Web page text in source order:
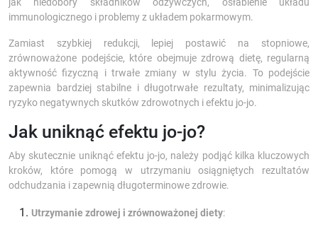
immunologicznego i problemy z układem pokarmowym.
Zamiast szybkiej redukcji, lepiej postawić na stopniowe,
zrównoważone podejście, które obejmuje zdrową dietę, regularną
aktywność fizyczną i trwałe zmiany w stylu życia. To podejście
zapewnia bardziej stabilne i długotrwałe rezultaty, minimalizując
ryzyko negatywnych skutków zdrowotnych i efektu jo-jo.
Jak uniknąć efektu jo-jo?
Aby skutecznie uniknąć efektu jo-jo, należy podjąć kilka kluczowych
kroków, które pomogą w utrzymaniu osiągniętych rezultatów
odchudzania i zapewnią długoterminowe zdrowie.
Utrzymanie zdrowej i zrównoważonej diety: